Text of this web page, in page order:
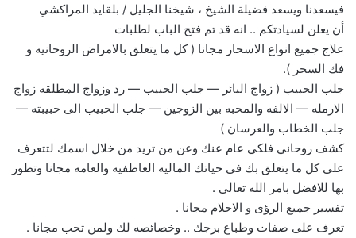
فيسعدنا ويسعد فضيلة الشيخ ، شيخنا الجليل / بلقايد المراكشي
أن يعلن لسيادتكم .. انه قد تم فتح الباب لطلبات
علاج جميع انواع الاسحار مجانا ( كل ما يتعلق بالامراض الروحانيه و
فك السحر ).
جلب الحبيب ( زواج البائر — جلب الحبيب — رد وزواج المطلقه زواج
الارمله — الالفه والمحبه بين الزوجين — جلب الحبيب الى حبيبته —
جلب الخطاب والعرسان )
كشف روحاني فلكي عام عنك وعن من تريد من خلال اسمك لتتعرف
على كل ما يتعلق بك فى حياتك الماليه العاطفيه والعامه مجانا وتطور
بها للافضل بامر الله تعالى .
تفسير جميع الرؤى و الاحلام مجانا .
تعرف على صفات وطباع برجك .. وخصائصه لك ولمن تحب مجانا .